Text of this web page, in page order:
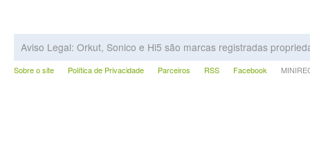
Aviso Legal: Orkut, Sonico e Hi5 são marcas registradas
Sobre o site Política de Privacidade Parceiros RSS Facebook